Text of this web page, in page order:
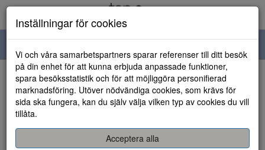
navigation
HEM
Inställningar för cookies
Vi och våra samarbetspartners sparar referenser till ditt besök
på din enhet för att kunna erbjuda anpassade funktioner,
spara besöksstatistik och för att möjliggöra personifierad
marknadsföring. Utöver nödvändiga cookies, som krävs för
sida ska fungera, kan du själv välja vilken typ av cookies du vill
tillåta.
Acceptera alla